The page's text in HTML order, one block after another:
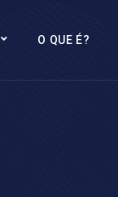
O QUE É?